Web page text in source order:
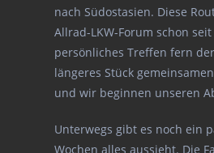
nach Südostasien. Diese
Allrad-LKW-Forum schon
persönliches Treffen fern
längeres Stück
und wir beginnen unseren
Unterwegs gibt es noch ein
Wochen alles aussieht. Die